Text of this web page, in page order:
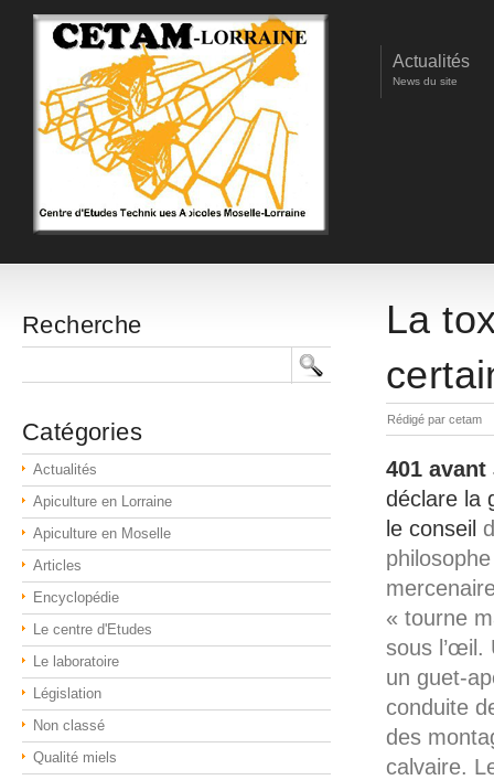
Actualités
News du site
La
Rédigé par cetam
401 avant
déclare la
le conseil
« tourne
sous l’œil.
un guet-
conduite
des
calvaire.
Recherche
Catégories
Actualités
Apiculture en Lorraine
Apiculture en Moselle
Articles
Encyclopédie
Le centre d'Etudes
Le laboratoire
Législation
Non classé
Qualité miels